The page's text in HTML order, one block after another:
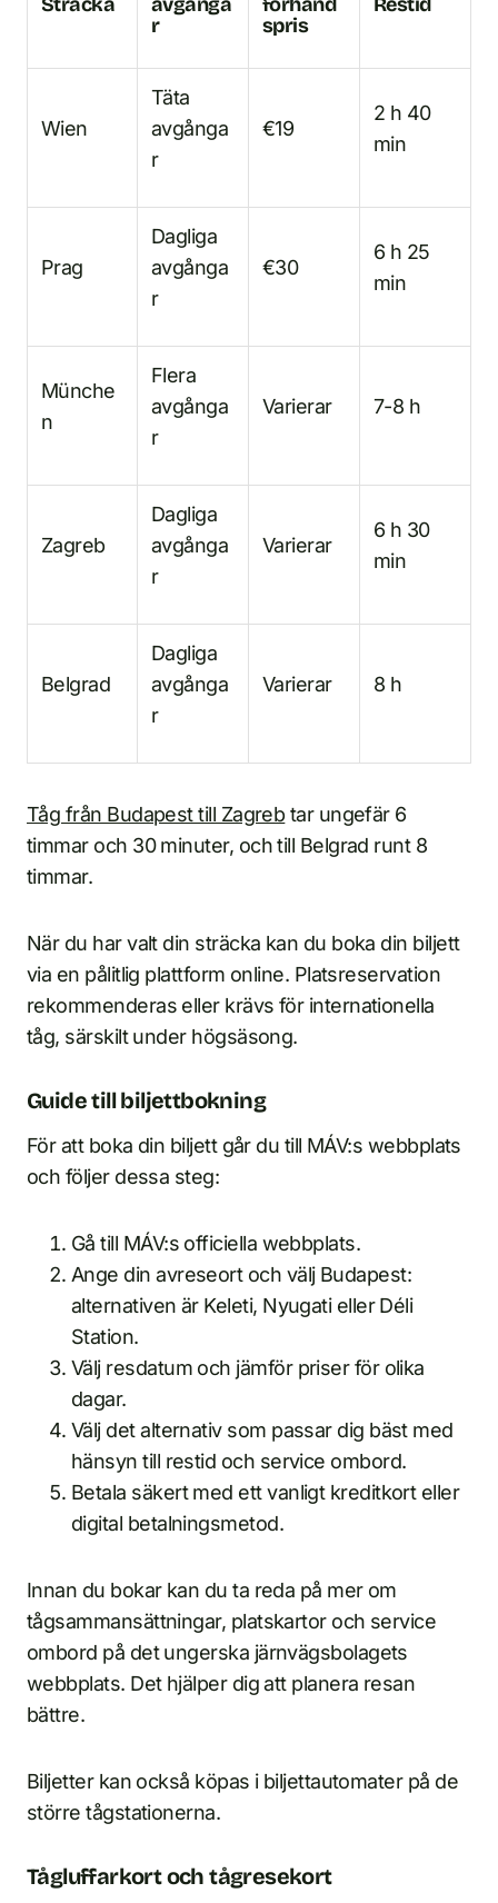
r
spris
Wien
Täta
avgånga
r
€19
2 h 40
min
Prag
Dagliga
avgånga
r
€30
6 h 25
min
Münche
n
Flera
avgånga
r
Varierar 7-8 h
Zagreb
Dagliga
avgånga
r
Varierar
6 h 30
min
Belgrad
Dagliga
avgånga
r
Varierar 8 h
Tåg från Budapest till Zagreb tar ungefär 6
timmar och 30 minuter, och till Belgrad runt 8
timmar.
När du har valt din sträcka kan du boka din biljett
via en pålitlig plattform online. Platsreservation
rekommenderas eller krävs för internationella
tåg, särskilt under högsäsong.
Guide till biljettbokning
För att boka din biljett går du till MÁV:s webbplats
och följer dessa steg:
Gå till MÁV:s officiella webbplats.
Ange din avreseort och välj Budapest:
alternativen är Keleti, Nyugati eller Déli
Station.
Välj resdatum och jämför priser för olika
dagar.
Välj det alternativ som passar dig bäst med
hänsyn till restid och service ombord.
Betala säkert med ett vanligt kreditkort eller
digital betalningsmetod.
Innan du bokar kan du ta reda på mer om
tågsammansättningar, platskartor och service
ombord på det ungerska järnvägsbolagets
webbplats. Det hjälper dig att planera resan
bättre.
Biljetter kan också köpas i biljettautomater på de
större tågstationerna.
Tågluffarkort och tågresekort